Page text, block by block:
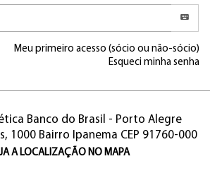
Meu primeiro acesso (sócio ou não-sócio)
Esqueci minha senha
Banco do Brasil - Porto Alegre
1000 Bairro Ipanema CEP 91760-000
A LOCALIZAÇÃO NO MAPA